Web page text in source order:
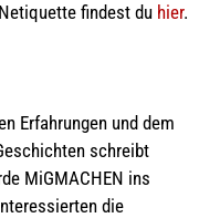
findest du hier.
Erfahrungen und dem
schreibt
MiGMACHEN ins
die